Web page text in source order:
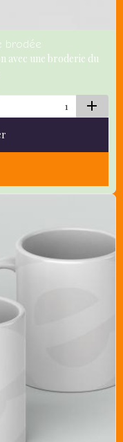
brodée
avec une broderie du